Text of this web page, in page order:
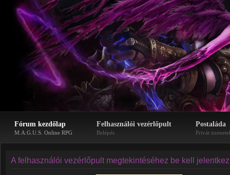
Fórum kezdőlap
M.A.G.U.S. Online RPG
Felhasználói vezérlőpult
Belépés
Postaláda
Privát
A felhasználói vezérlőpult megtekintéséhez be kell